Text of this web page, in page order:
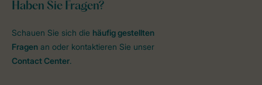
Haben Sie Fragen?
Schauen Sie sich die häufig gestellten
Fragen an oder kontaktieren Sie unser
Contact Center.